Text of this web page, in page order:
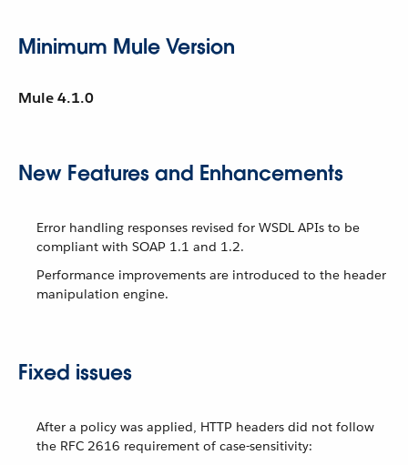
Minimum Mule Version
Mule 4.1.0
New Features and Enhancements
Error handling responses revised for WSDL APIs to be
compliant with SOAP 1.1 and 1.2.
Performance improvements are introduced to the header
manipulation engine.
Fixed issues
After a policy was applied, HTTP headers did not follow
the RFC 2616 requirement of case-sensitivity: